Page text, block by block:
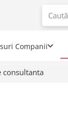
Companii
consultanta